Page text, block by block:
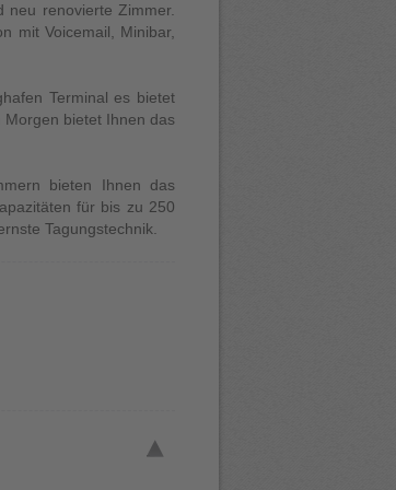
renovierte Zimmer.
mit Voicemail, Minibar,
Terminal es bietet
bietet Ihnen das
bieten Ihnen das
für bis zu 250
Tagungstechnik.